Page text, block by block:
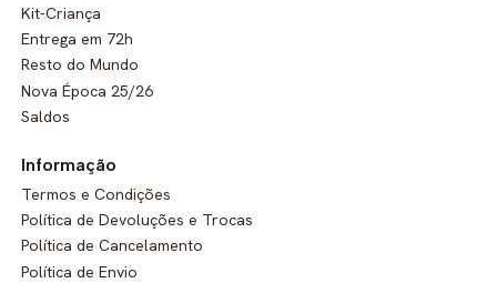
Kit-Criança
Entrega em 72h
Resto do Mundo
Nova Época 25/26
Saldos
Informação
Termos e Condições
Política de Devoluções e Trocas
Política de Cancelamento
Política de Envio